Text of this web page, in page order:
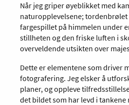
Når jeg griper øyeblikket med
naturopplevelsene; tordenbrølet
fargespillet på himmelen under
stillheten og den friske luften i
overveldende utsikten over
Dette er elementene som driver
fotografering. Jeg elsker å
planer, og oppleve
det bildet som har levd i tankene